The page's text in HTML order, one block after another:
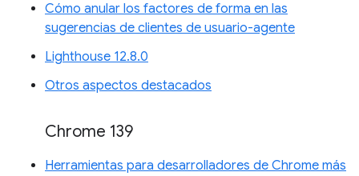
Cómo anular los factores de forma en las
sugerencias de clientes de usuario-agente
Lighthouse 12.8.0
Otros aspectos destacados
Chrome 139
Herramientas para desarrolladores de Chrome más